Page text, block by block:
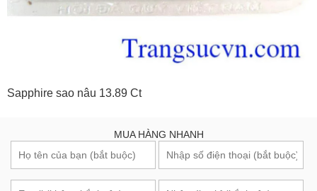
Sapphire sao nâu 13.89 Ct
MUA HÀNG NHANH